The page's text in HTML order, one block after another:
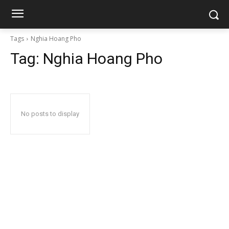
Tags Nghia Hoang Pho
Tag: Nghia Hoang Pho
No posts to display